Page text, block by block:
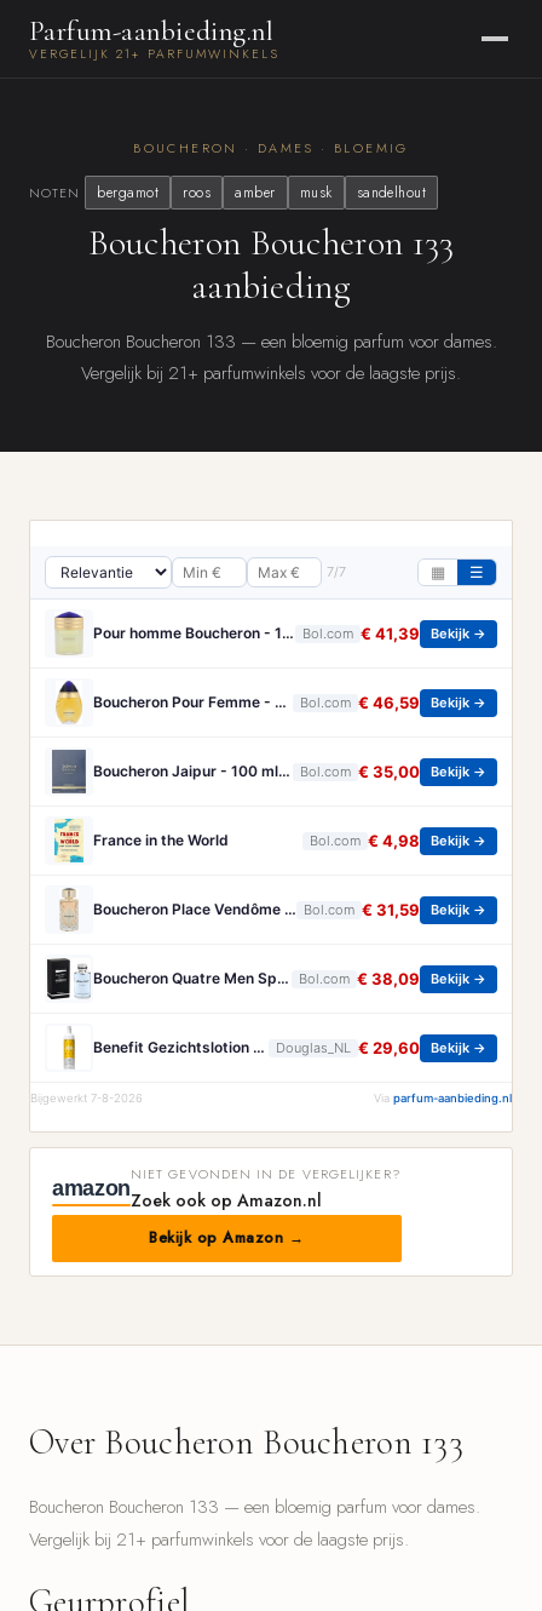
Parfum-aanbieding.nl
VERGELIJK 21+ PARFUMWINKELS
BOUCHERON · DAMES · BLOEMIG
NOTEN bergamot roos amber musk sandelhout
Boucheron Boucheron 133
aanbieding
Boucheron Boucheron 133 — een bloemig parfum voor dames.
Vergelijk bij 21+ parfumwinkels voor de laagste prijs.
7/7 ▦ ☰
Pour homme Boucheron - 100 ml - Eau de parfum Bol.com € 41,39 Bekijk →
Boucheron Pour Femme - 100ml - Eau de toilette Bol.com € 46,59 Bekijk →
Boucheron Jaipur - 100 ml - Eau de Parfum - Herenparfum Bol.com € 35,00 Bekijk →
France in the World Bol.com € 4,98 Bekijk →
Boucheron Place Vendôme eau de parfum voor dames - Oriëntaals-houtachtig - 100 ml Bol.com € 31,59 Bekijk →
Boucheron Quatre Men Spray - 100 ml - Eau De Toilette Bol.com € 38,09 Bekijk →
Benefit Gezichtslotion The POREfessional Gezichtstoner Unisex 133ml Douglas_NL € 29,60 Bekijk →
Bijgewerkt 7-8-2026 Via parfum-aanbieding.nl
amazon
NIET GEVONDEN IN DE VERGELIJKER?
Zoek ook op Amazon.nl
Bekijk op Amazon →
Over Boucheron Boucheron 133
Boucheron Boucheron 133 — een bloemig parfum voor dames.
Vergelijk bij 21+ parfumwinkels voor de laagste prijs.
Geurprofiel